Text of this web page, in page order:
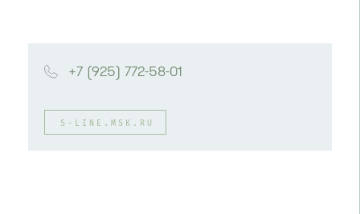
+7 (925) 772-58-01
S-LINE.MSK.RU